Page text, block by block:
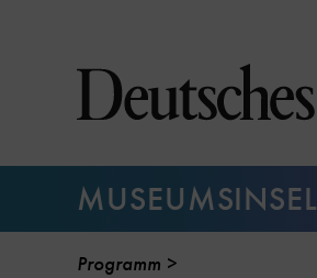
Seiteninhalt
MUSEUMSINSEL
Programm